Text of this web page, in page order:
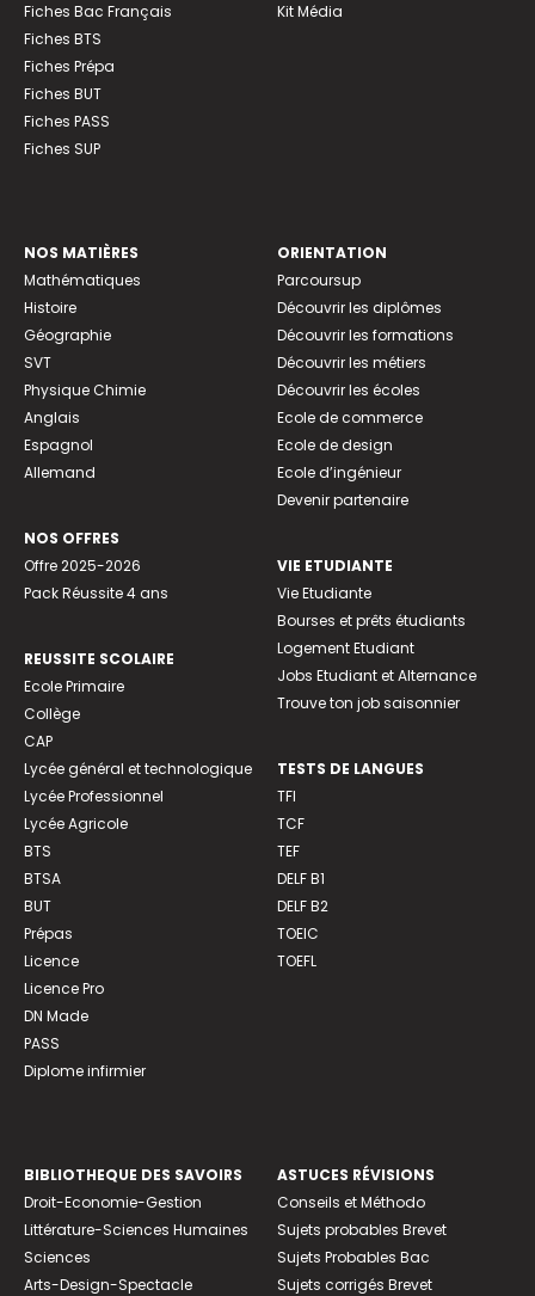
Fiches Bac Français
Fiches BTS
Fiches Prépa
Fiches BUT
Fiches PASS
Fiches SUP
Kit Média
NOS MATIÈRES
Mathématiques
Histoire
Géographie
SVT
Physique Chimie
Anglais
Espagnol
Allemand
NOS OFFRES
Offre 2025-2026
Pack Réussite 4 ans
REUSSITE SCOLAIRE
Ecole Primaire
Collège
CAP
Lycée général et technologique
Lycée Professionnel
Lycée Agricole
BTS
BTSA
BUT
Prépas
Licence
Licence Pro
DN Made
PASS
Diplome infirmier
ORIENTATION
Parcoursup
Découvrir les diplômes
Découvrir les formations
Découvrir les métiers
Découvrir les écoles
Ecole de commerce
Ecole de design
Ecole d’ingénieur
Devenir partenaire
VIE ETUDIANTE
Vie Etudiante
Bourses et prêts étudiants
Logement Etudiant
Jobs Etudiant et Alternance
Trouve ton job saisonnier
TESTS DE LANGUES
TFI
TCF
TEF
DELF B1
DELF B2
TOEIC
TOEFL
BIBLIOTHEQUE DES SAVOIRS
Droit-Economie-Gestion
Littérature-Sciences Humaines
Sciences
Arts-Design-Spectacle
ASTUCES RÉVISIONS
Conseils et Méthodo
Sujets probables Brevet
Sujets Probables Bac
Sujets corrigés Brevet